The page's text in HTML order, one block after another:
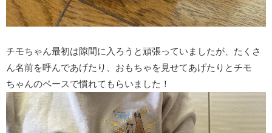
チモちゃん最初は隙間に入ろうと頑張っていましたが、たくさ
ん名前を呼んであげたり、おもちゃを見せてあげたりとチモ
ちゃんのペースで慣れてもらいました！